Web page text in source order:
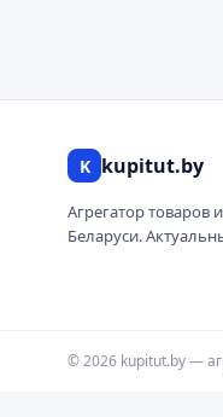
K kupitut.by
Агрегатор товаров
Беларуси.
© 2026 kupitut.by —